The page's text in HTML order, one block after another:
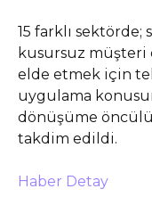
15 farklı
kusursuz
elde etmek için
uygulama
dönüşüme
takdim edildi.
Haber Detay